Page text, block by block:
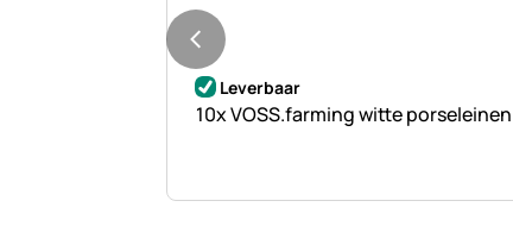
Nog geen beoordelingen geplaatst
Leverbaar
10x VOSS.farming witte